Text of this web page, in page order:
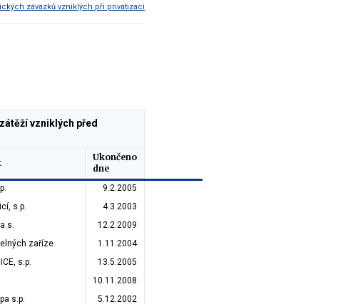
závazků vzniklých při privatizaci
vzniklých před
Ukončeno
dne
9.2.2005
s.p.
4.3.2003
12.2.2009
zaříze
1.11.2004
s.p.
13.5.2005
10.11.2008
s.p.
5.12.2002